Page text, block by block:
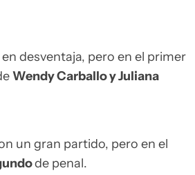
desventaja, pero en el primer
Wendy Carballo y Juliana
un gran partido, pero en el
de penal.